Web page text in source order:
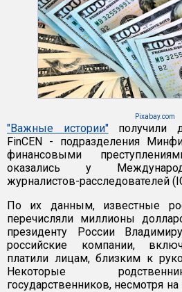
Pixabay.com
"Важные истории"получили
FinCEN - подразделения
финансовыми
оказались у
журналистов-расследователей
По их данным, известные
перечисляли миллионы
президенту России
российские компании,
платили лицам, близким к
Некоторые
государственников, несмотря